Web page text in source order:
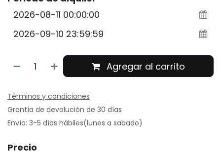
Agregar al carrito
Términos y condiciones
Grantía de devolución de 30 días
Envío: 3-5 días hábiles(lunes a sabado)
Precio